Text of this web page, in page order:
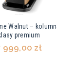
Walnut –
premium
999,00 zł